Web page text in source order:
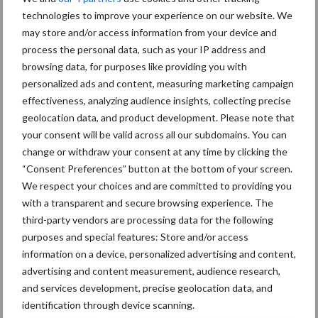
technologies to improve your experience on our website. We
may store and/or access information from your device and
process the personal data, such as your IP address and
browsing data, for purposes like providing you with
personalized ads and content, measuring marketing campaign
effectiveness, analyzing audience insights, collecting precise
geolocation data, and product development. Please note that
your consent will be valid across all our subdomains. You can
change or withdraw your consent at any time by clicking the
“Consent Preferences” button at the bottom of your screen.
We respect your choices and are committed to providing you
with a transparent and secure browsing experience. The
third-party vendors are processing data for the following
purposes and special features: Store and/or access
information on a device, personalized advertising and content,
advertising and content measurement, audience research,
and services development, precise geolocation data, and
identification through device scanning.
“Vraag naar praktische
hygieneoplossingen is in
Polen groter dan ooit”
Drie Franse bedrijven over
de grens van 14.000
kilogram melk
Themapagina's